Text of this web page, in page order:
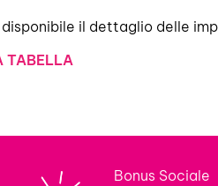
il dettaglio delle
TABELLA
Bonus Sociale